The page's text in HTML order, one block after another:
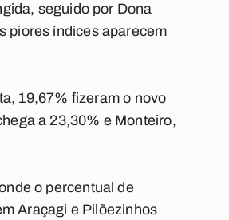
seguido por Dona
piores índices aparecem
19,67% fizeram o novo
a 23,30% e Monteiro,
o percentual de
Araçagi e Pilõezinhos